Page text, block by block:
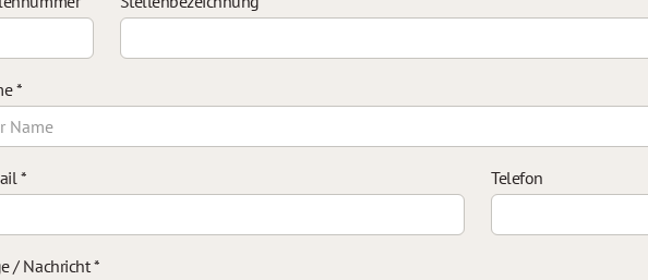
*
* Telefon
/ Nachricht*